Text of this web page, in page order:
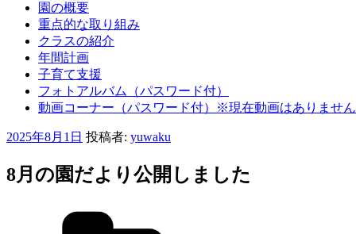
園の概要
重点的な取り組み
クラスの紹介
年間計画
子育て支援
フォトアルバム（パスワード付）
動画コーナー（パスワード付）※現在動画はありません
投
日:
2025年8月1日 投稿者: yuwaku
8月の園だより公開しました